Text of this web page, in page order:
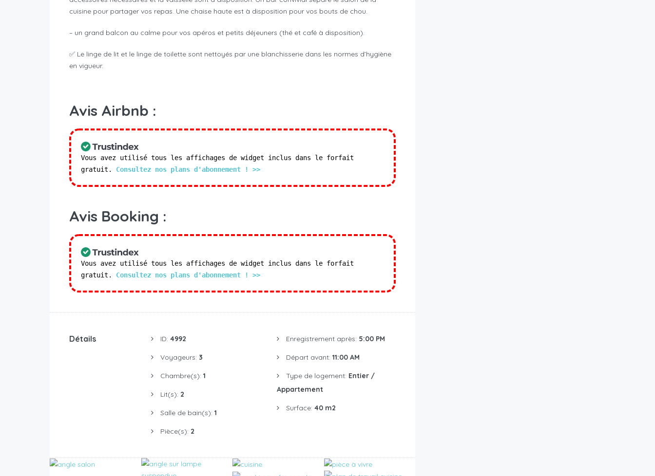
cuisine pour partager vos repas. Une chaise haute est à disposition pour vos bouts de chou.
– un grand balcon au calme pour vos apéros et petits déjeuners (thé et café à disposition).
✅ Le linge de lit et le linge de toilette sont nettoyés par une blanchisserie dans les normes d’hygiène
en vigueur.
Avis Airbnb :
Vous avez utilisé tous les affichages de widget inclus dans le forfait
gratuit. Consultez nos plans d'abonnement ! >>
Avis Booking :
Vous avez utilisé tous les affichages de widget inclus dans le forfait
gratuit. Consultez nos plans d'abonnement ! >>
Détails ID: 4992
Voyageurs: 3
Chambre(s): 1
Lit(s): 2
Salle de bain(s): 1
Pièce(s): 2
Enregistrement après: 5:00 PM
Départ avant: 11:00 AM
Type de logement: Entier /
Appartement
Surface: 40 m2